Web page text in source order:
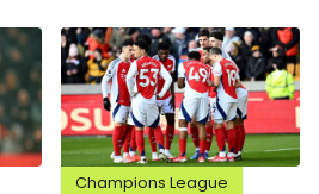
Champions League